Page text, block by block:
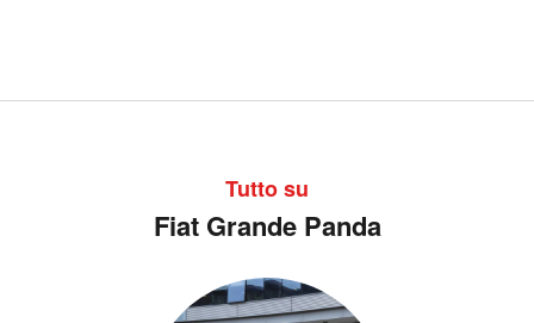
Tutto su
Fiat Grande Panda